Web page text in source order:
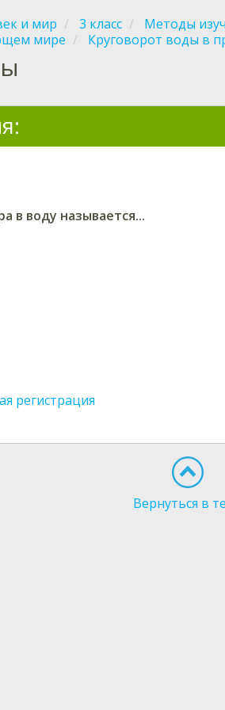
и мир 3 класс
Методы
мире
Круговорот воды в
в воду называется...
регистрация
Вернуться в